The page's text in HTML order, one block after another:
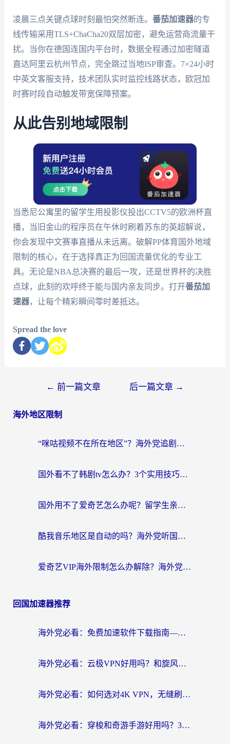
凌晨三点关键点球时刻最怕突然断连。 番茄加速器的专
线传输采用TLS+ChaCha20双层加密，避免运营商流量干
扰。当你在德国连国内平台时，数据全程通过加密隧道
直达阿里云杭州节点，完全跳过当地ISP审查。7×24小时
中英文客服支持，技术团队实时监控线路状态，欧冠加
时赛时段自动触发带宽保障预案。
从此告别地域限制
当悉尼公寓里的留学生用投影仪投出CCTV5的欧洲杯直
播，当旧金山的程序员在午休时刷着苏东的英超解说，
你会发现中文赛事直播从未远离。破解PP体育国外地域
限制的核心，在于选择真正为回国流量优化的专业工
具。无论是NBA总决赛的最后一攻，还是世界杯的决胜
点球，此刻的欢呼终于能与国内亲友同步。打开番茄加
速器，让每个精彩瞬间零时差抵达。
Spread the love
← 前一篇文章 后一篇文章 →
海外地区限制
“咪咕视频不在所在地区”？海外党追剧看片、炒股的救星来了！
国外看不了韩剧tv怎么办？3个实用技巧解决海外追剧难题（附书旗小说&社保查询攻略）
国外用不了爱奇艺怎么办呢？留学生亲测有效的回国加速方案
酷我音乐地区是自动的吗？海外党听国内音乐看视频的真实解决方案
爱奇艺VIP海外限制怎么办解除？海外党追剧看片的终极解决方案
回国加速器推荐
海外党必看：免费加速软件下载指南——无缝访问国内资源的正确打开方式
海外党必看：云极VPN好用吗？和旋风VPN对比哪个回国效果更好？附真实体验+选择攻略
海外党必看：如何选对4K VPN，无缝刷国内剧听网易云？
海外党必看：穿梭和奇游手游好用吗？3步选对回国加速器，流畅看CCTV5海外直播